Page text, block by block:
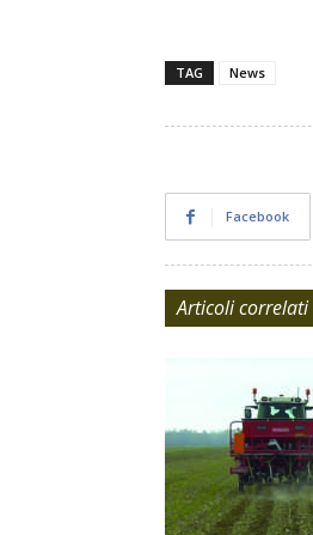
TAG News
Facebook
Articoli correlati